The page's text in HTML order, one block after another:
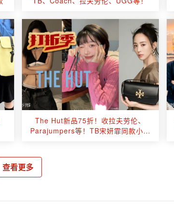
The Hut新品75折！收拉夫劳伦、
Parajumpers等！TB宋妍霏同款小金
查看更多